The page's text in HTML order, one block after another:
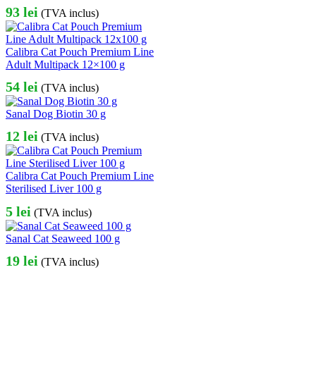
93 lei (TVA inclus)
Calibra Cat Pouch Premium Line
Adult Multipack 12×100 g
54 lei (TVA inclus)
Sanal Dog Biotin 30 g
12 lei (TVA inclus)
Calibra Cat Pouch Premium Line
Sterilised Liver 100 g
5 lei (TVA inclus)
Sanal Cat Seaweed 100 g
19 lei (TVA inclus)